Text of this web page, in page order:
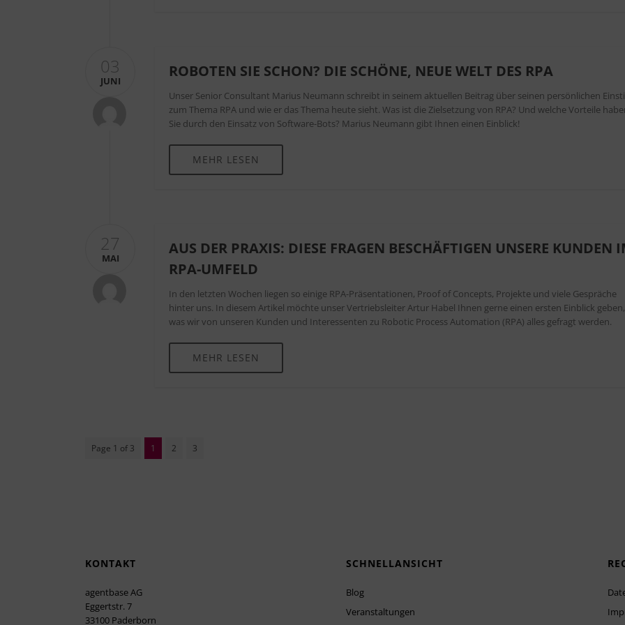
03
JUNI
ROBOTEN SIE SCHON? DIE SCHÖNE, NEUE WELT DES RPA
Unser Senior Consultant Marius Neumann schreibt in seinem aktuellen Beitrag über seinen persönlichen
zum Thema RPA und wie er das Thema heute sieht. Was ist die Zielsetzung von RPA? Und welche Vorteile
Sie durch den Einsatz von Software-Bots? Marius Neumann gibt Ihnen einen Einblick!
MEHR LESEN
27
MAI
AUS DER PRAXIS: DIESE FRAGEN BESCHÄFTIGEN UNSERE KUNDEN
RPA-UMFELD
In den letzten Wochen liegen so einige RPA-Präsentationen, Proof of Concepts, Projekte und viele Gespräche
hinter uns. In diesem Artikel möchte unser Vertriebsleiter Artur Habel Ihnen gerne einen ersten Einblick geben,
was wir von unseren Kunden und Interessenten zu Robotic Process Automation (RPA) alles gefragt werden.
MEHR LESEN
Page 1 of 3 1 2 3
KONTAKT
agentbase AG
Eggertstr. 7
33100 Paderborn
SCHNELLANSICHT
Blog
Veranstaltungen